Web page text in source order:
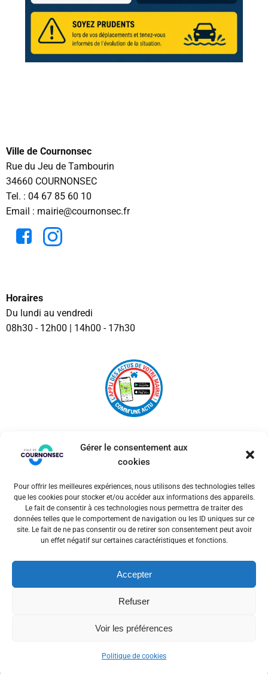
Gérer le consentement aux
cookies
Pour offrir les meilleures expériences, nous utilisons des technologies telles
que les cookies pour stocker et/ou accéder aux informations des appareils.
Le fait de consentir à ces technologies nous permettra de traiter des
données telles que le comportement de navigation ou les ID uniques sur ce
site. Le fait de ne pas consentir ou de retirer son consentement peut avoir
un effet négatif sur certaines caractéristiques et fonctions.
Accepter
Refuser
Voir les préférences
Politique de cookies
Ville de Cournonsec
Rue du Jeu de Tambourin
34660 COURNONSEC
Tel. : 04 67 85 60 10
Email : mairie@cournonsec.fr
Horaires
Du lundi au vendredi
08h30 - 12h00 | 14h00 - 17h30
© 2026 Ville de Cournonsec. Un service proposé par
Comm'un Site
Mentions légales